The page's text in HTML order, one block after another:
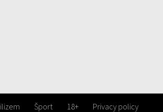
Šport 18+ Privacy policy